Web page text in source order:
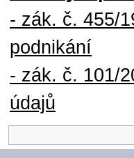
- zák. č. 455/
podnikání
- zák. č. 101/
údajů